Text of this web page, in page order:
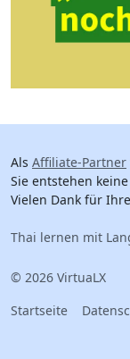
Als Affiliate-Partner
Sie entstehen
Vielen Dank für
Thai lernen mit
© 2026 VirtuaLX
Startseite